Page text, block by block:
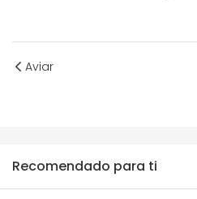
Aviar
Recomendado para ti